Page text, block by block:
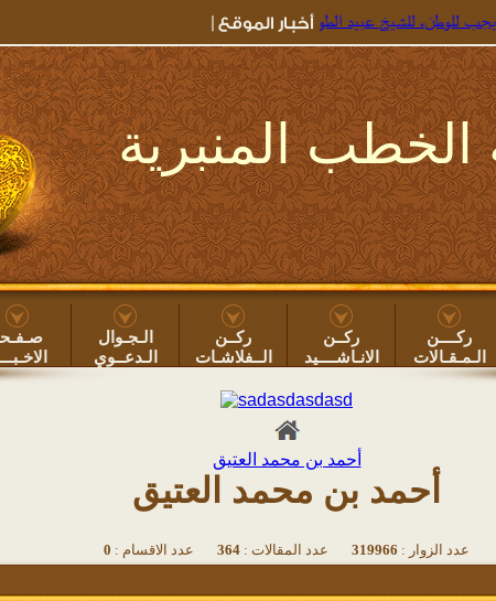
خطبة: بعض أضرار سهر الليل للشيخ عبيد الطوياوي=> جديد خطب الروضة ۞
المنبرية
ركــــن
الـمـقـالات
ركــن
الانـاشــــيد
ركــن
الــفلاشـات
الـجـوال
الـدعــوي
أحمد بن محمد العتيق
أحمد بن محمد العتيق
عدد الزوار : 319966 عدد المقالات : 364 عدد الاقسام : 0